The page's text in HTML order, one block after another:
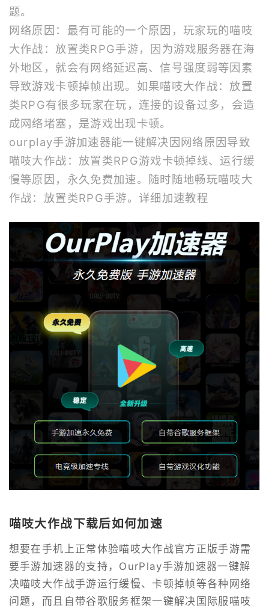
题。
网络原因：最有可能的一个原因，玩家玩的喵吱
大作战：放置类RPG手游，因为游戏服务器在海
外地区，就会有网络延迟高、信号强度弱等因素
导致游戏卡顿掉帧出现。如果喵吱大作战：放置
类RPG有很多玩家在玩，连接的设备过多，会造
成网络堵塞，是游戏出现卡顿。
ourplay手游加速器能一键解决因网络原因导致
喵吱大作战：放置类RPG游戏卡顿掉线、运行缓
慢等原因，永久免费加速。随时随地畅玩喵吱大
作战：放置类RPG手游。 详细加速教程
喵吱大作战下载后如何加速
想要在手机上正常体验喵吱大作战官方正版手游需
要手游加速器的支持，OurPlay手游加速器一键解
决喵吱大作战手游运行缓慢、卡顿掉帧等各种网络
问题，而且自带谷歌服务框架一键解决国际服喵吱